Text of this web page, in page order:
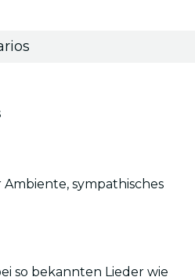
Ambiente, sympathisches
so bekannten Lieder wie